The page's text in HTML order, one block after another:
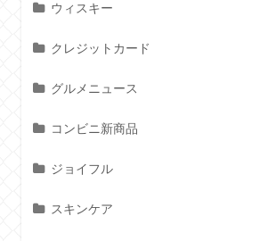
ウィスキー
クレジットカード
グルメニュース
コンビニ新商品
ジョイフル
スキンケア